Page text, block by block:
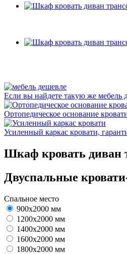
Если вы найдете такую же мебель
Ортопедическое основание
Усиленный каркас кровати,
Шкаф кровать диван
Двуспальные
Спальное место
900х2000 мм
1200х2000 мм
1400х2000 мм
1600х2000 мм
1800х2000 мм